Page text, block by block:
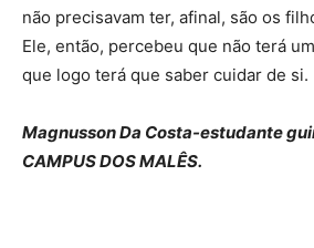
não precisavam ter, afinal, são os
Ele, então, percebeu que não terá
que logo terá que saber cuidar de si.
Magnusson Da Costa-estudante
CAMPUS DOS MALÊS.